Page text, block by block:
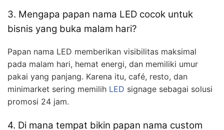
3. Mengapa papan nama LED cocok untuk
bisnis yang buka malam hari?
Papan nama LED memberikan visibilitas maksimal
pada malam hari, hemat energi, dan memiliki umur
pakai yang panjang. Karena itu, café, resto, dan
minimarket sering memilih LED signage sebagai solusi
promosi 24 jam.
4. Di mana tempat bikin papan nama custom